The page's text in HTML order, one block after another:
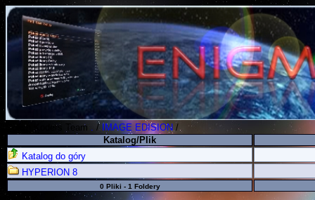
Polish Koders Team /IMAGE EDISION /
Katalog/Plik
Katalog do góry
HYPERION 8
0 Pliki - 1 Foldery